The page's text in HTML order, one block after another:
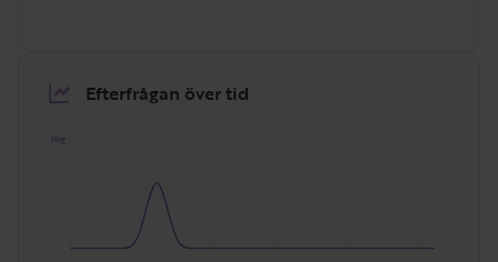
Efterfrågan över tid
Hög